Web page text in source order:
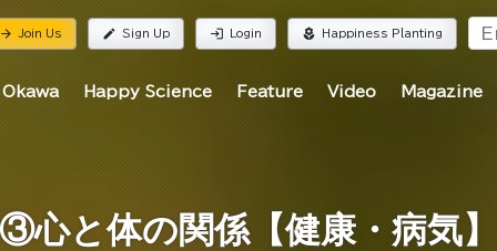
Join Us edit Sign Up login Login local_florist Happiness Planting
Happy Science Feature Video Magazine
③心と体の関係【健康・病気】